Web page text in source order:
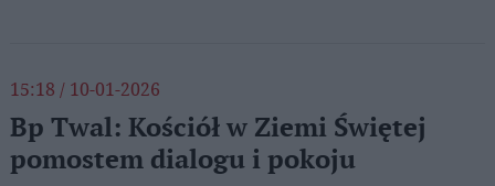
15:18 / 10-01-2026
Bp Twal: Kościół w Ziemi Świętej
pomostem dialogu i pokoju